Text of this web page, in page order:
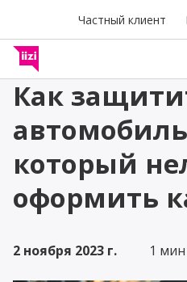
Частный клиент
Как
который
оформить
2 ноября 2023 г. 1